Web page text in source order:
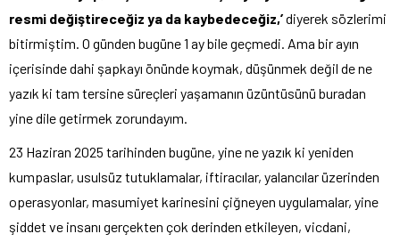
resmi değiştireceğiz ya da kaybedeceğiz,’diyerek sözlerimi
bitirmiştim. O günden bugüne 1 ay bile geçmedi. Ama bir ayın
içerisinde dahi şapkayı önünde koymak, düşünmek değil de ne
yazık ki tam tersine süreçleri yaşamanın üzüntüsünü buradan
yine dile getirmek zorundayım.
23 Haziran 2025 tarihinden bugüne, yine ne yazık ki yeniden
kumpaslar, usulsüz tutuklamalar, iftiracılar, yalancılar üzerinden
operasyonlar, masumiyet karinesini çiğneyen uygulamalar, yine
şiddet ve insanı gerçekten çok derinden etkileyen, vicdani,